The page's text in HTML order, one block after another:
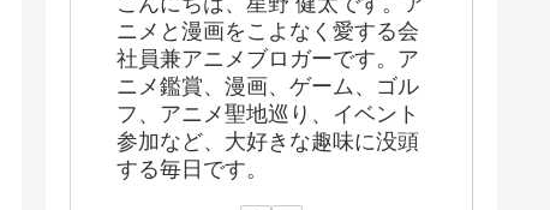
ニメと漫画をこよなく愛する会
社員兼アニメブロガーです。ア
ニメ鑑賞、漫画、ゲーム、ゴル
フ、アニメ聖地巡り、イベント
参加など、大好きな趣味に没頭
する毎日です。